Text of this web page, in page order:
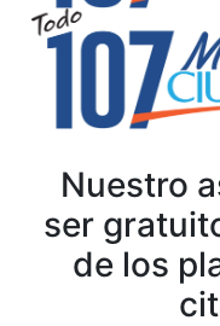
Nuestro
ser
de los